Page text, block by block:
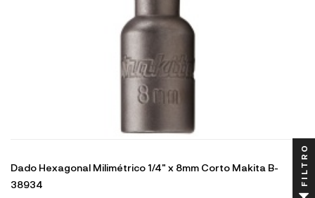
Dado Hexagonal Milimétrico 1/4" x 8mm Corto Makita B-
38934
FILTRO